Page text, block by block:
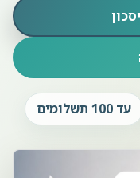
עד 100 תשלומים